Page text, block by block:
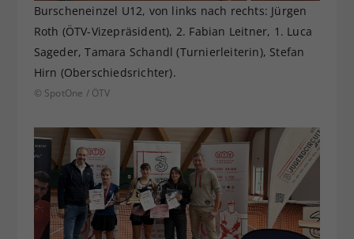
Burscheneinzel U12, von links nach rechts: Jürgen
Roth (ÖTV-Vizepräsident), 2. Fabian Leitner, 1. Luca
Sageder, Tamara Schandl (Turnierleiterin), Stefan
Hirn (Oberschiedsrichter).
© SpotOne / ÖTV